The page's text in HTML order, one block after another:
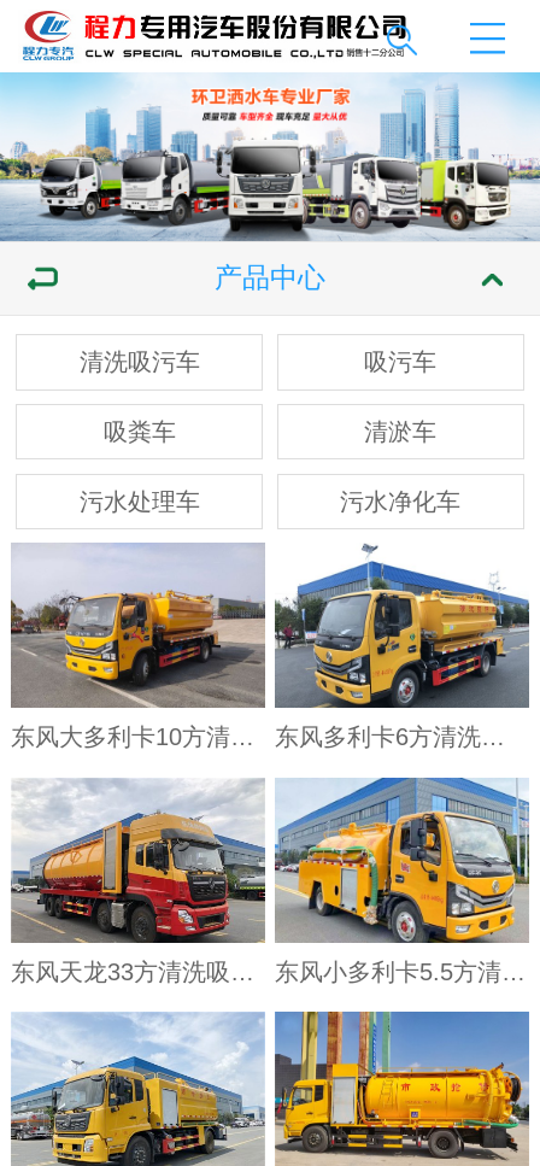
产品中心
清洗吸污车 吸污车
吸粪车 清淤车
污水处理车 污水净化车
东风大多利卡10方清洗吸污车 东风多利卡6方清洗吸污车
东风天龙33方清洗吸污车 东风小多利卡5.5方清洗吸粪车